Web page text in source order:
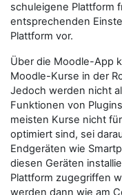
schuleigene Plattform
entsprechenden
Plattform vor.
Über die Moodle-App
Moodle-Kurse in der
Jedoch werden nicht
Funktionen von
meisten Kurse nicht
optimiert sind, sei
Endgeräten wie
diesen Geräten
Plattform zugegriffen
werden dann wie am